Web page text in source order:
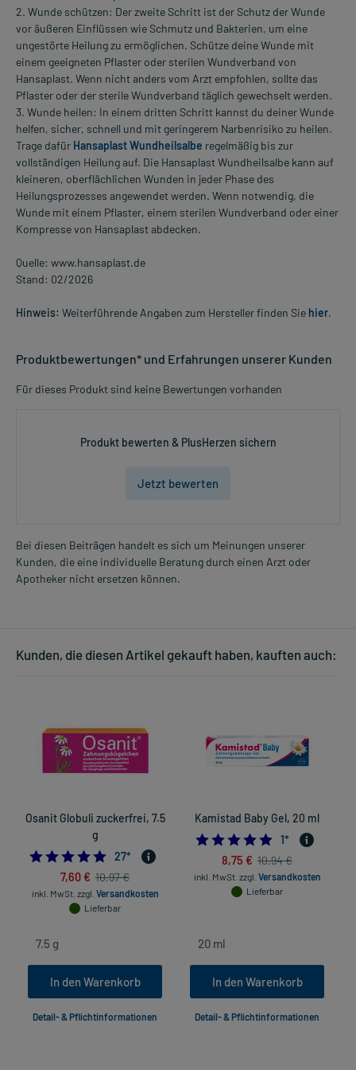
2. Wunde schützen: Der zweite Schritt ist der Schutz der Wunde
vor äußeren Einflüssen wie Schmutz und Bakterien, um eine
ungestörte Heilung zu ermöglichen. Schütze deine Wunde mit
einem geeigneten Pflaster oder sterilen Wundverband von
Hansaplast. Wenn nicht anders vom Arzt empfohlen, sollte das
Pflaster oder der sterile Wundverband täglich gewechselt werden.
3. Wunde heilen: In einem dritten Schritt kannst du deiner Wunde
helfen, sicher, schnell und mit geringerem Narbenrisiko zu heilen.
Trage dafür Hansaplast Wundheilsalbe regelmäßig bis zur
vollständigen Heilung auf. Die Hansaplast Wundheilsalbe kann auf
kleineren, oberflächlichen Wunden in jeder Phase des
Heilungsprozesses angewendet werden. Wenn notwendig, die
Wunde mit einem Pflaster, einem sterilen Wundverband oder einer
Kompresse von Hansaplast abdecken.
Quelle: www.hansaplast.de
Stand: 02/2026
Hinweis: Weiterführende Angaben zum Hersteller finden Sie hier.
Produktbewertungen* und Erfahrungen unserer Kunden
Für dieses Produkt sind keine Bewertungen vorhanden
Produkt bewerten & PlusHerzen sichern
Jetzt bewerten
Bei diesen Beiträgen handelt es sich um Meinungen unserer
Kunden, die eine individuelle Beratung durch einen Arzt oder
Apotheker nicht ersetzen können.
Kunden, die diesen Artikel gekauft haben, kauften auch:
Osanit Globuli zuckerfrei, 7.5
g
4.888888888888889
27*
7,60 € 10,97 €
inkl. MwSt. zzgl. Versandkosten
Lieferbar
In den Warenkorb
Detail- & Pflichtinformationen
Kamistad Baby Gel, 20 ml
5.0
1*
8,75 € 10,94 €
inkl. MwSt. zzgl. Versandkosten
Lieferbar
In den Warenkorb
Detail- & Pflichtinformationen